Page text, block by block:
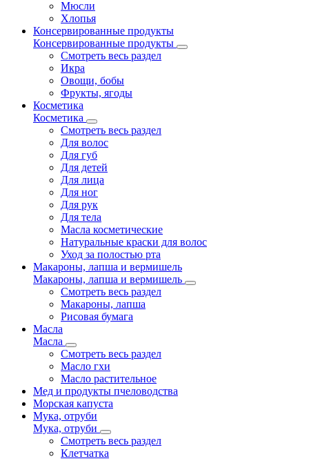
Мюсли
Хлопья
Консервированные продукты
Консервированные продукты
Смотреть весь раздел
Икра
Овощи, бобы
Фрукты, ягоды
Косметика
Косметика
Смотреть весь раздел
Для волос
Для губ
Для детей
Для лица
Для ног
Для рук
Для тела
Масла косметические
Натуральные краски для волос
Уход за полостью рта
Макароны, лапша и вермишель
Макароны, лапша и вермишель
Смотреть весь раздел
Макароны, лапша
Рисовая бумага
Масла
Масла
Смотреть весь раздел
Масло гхи
Масло растительное
Мед и продукты пчеловодства
Морская капуста
Мука, отруби
Мука, отруби
Смотреть весь раздел
Клетчатка